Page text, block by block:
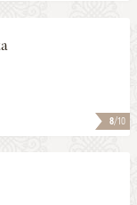
8/10